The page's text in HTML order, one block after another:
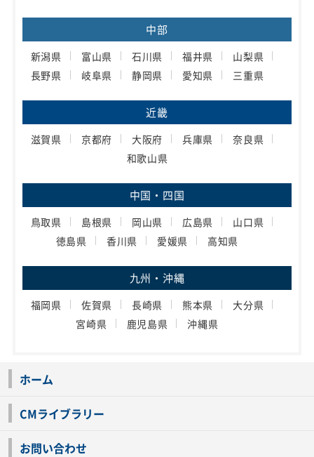
中部
新潟県 富山県 石川県 福井県
山梨県
長野県
岐阜県 静岡県 愛知県 三重県
近畿
滋賀県 京都府 大阪府 兵庫県
奈良県
和歌山県
中国・四国
鳥取県 島根県 岡山県 広島県
山口県
徳島県
香川県 愛媛県 高知県
九州・沖縄
福岡県 佐賀県 長崎県 熊本県
大分県
宮崎県
鹿児島県 沖縄県
ホーム
CMライブラリー
お問い合わせ